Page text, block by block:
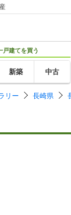
戸建てを買う
新築 中古
リー 長崎県